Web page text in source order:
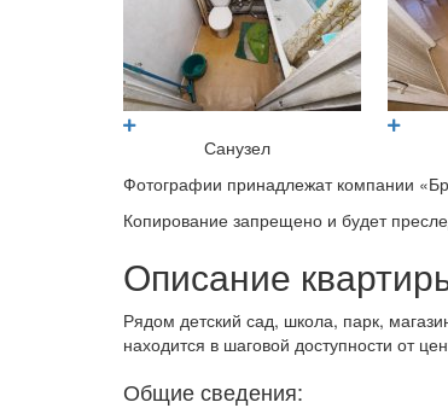
Санузел
Фотографии принадлежат компании
Копирование запрещено и будет
Описание
Рядом детский сад, школа, парк,
находится в шаговой доступности от
Общие сведения: